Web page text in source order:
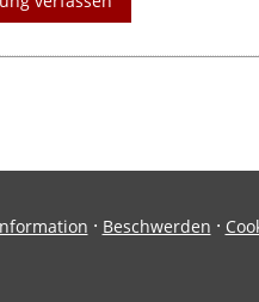
· Beschwerden ·